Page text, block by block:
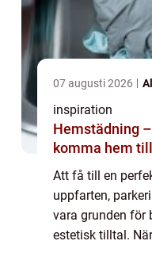
07 augusti 2026
inspiration
Hemstädning
komma hem till
Att få till en
uppfarten,
vara grunden för
estetisk tilltal.